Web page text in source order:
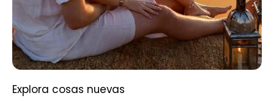
Explora cosas nuevas